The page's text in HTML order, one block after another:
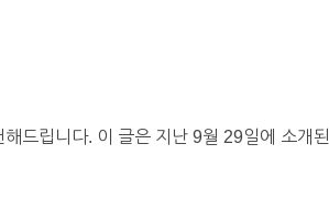
드립니다. 이 글은 지난 9월 29일에 소개